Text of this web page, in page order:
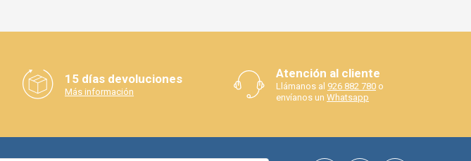
15 días devoluciones
Más información
Atención al cliente
Llámanos al 926 882 780 o
envíanos un Whatsapp